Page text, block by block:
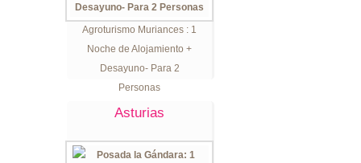
Agroturismo Muriances : 1
Noche de Alojamiento +
Desayuno- Para 2
Personas
Asturias